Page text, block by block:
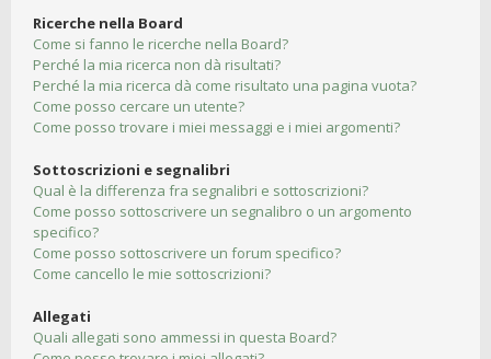
Ricerche nella Board
Come si fanno le ricerche nella Board?
Perché la mia ricerca non dà risultati?
Perché la mia ricerca dà come risultato una pagina vuota?
Come posso cercare un utente?
Come posso trovare i miei messaggi e i miei argomenti?
Sottoscrizioni e segnalibri
Qual è la differenza fra segnalibri e sottoscrizioni?
Come posso sottoscrivere un segnalibro o un argomento
specifico?
Come posso sottoscrivere un forum specifico?
Come cancello le mie sottoscrizioni?
Allegati
Quali allegati sono ammessi in questa Board?